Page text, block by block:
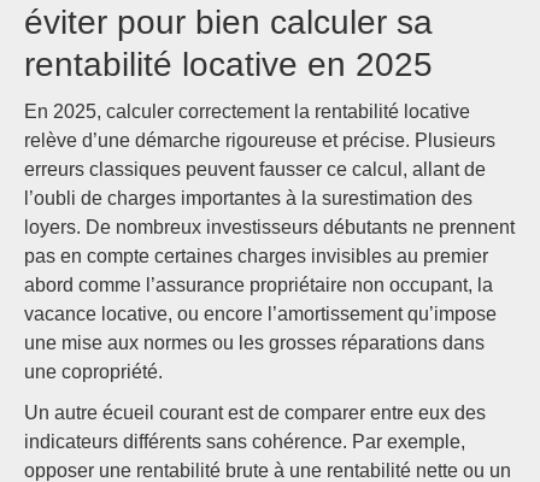
éviter pour bien calculer sa
rentabilité locative en 2025
En 2025, calculer correctement la rentabilité locative
relève d’une démarche rigoureuse et précise. Plusieurs
erreurs classiques peuvent fausser ce calcul, allant de
l’oubli de charges importantes à la surestimation des
loyers. De nombreux investisseurs débutants ne prennent
pas en compte certaines charges invisibles au premier
abord comme l’assurance propriétaire non occupant, la
vacance locative, ou encore l’amortissement qu’impose
une mise aux normes ou les grosses réparations dans
une copropriété.
Un autre écueil courant est de comparer entre eux des
indicateurs différents sans cohérence. Par exemple,
opposer une rentabilité brute à une rentabilité nette ou un